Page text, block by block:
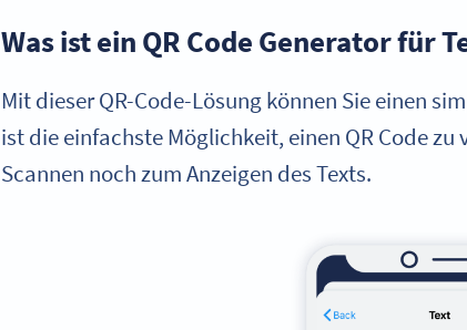
Was ist ein QR Code Generator für
Mit dieser QR-Code-Lösung können Sie einen
ist die einfachste Möglichkeit, einen QR Code
Scannen noch zum Anzeigen des Texts.